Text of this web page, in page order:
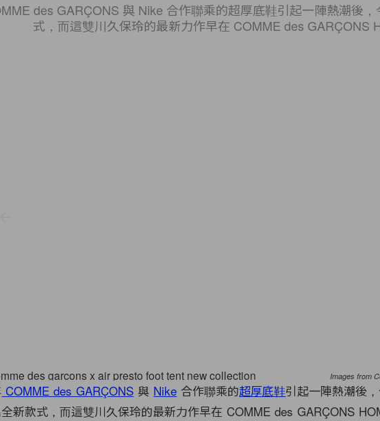
des GARÇONS 與 Nike 合作聯乘的超厚底鞋引起一陣熱潮後
式，而這雙川久保玲的最新力作早在 COMME des GARÇONS
Images from
COMME des GARÇONS 與 Nike 合作聯乘的超厚底鞋引起一陣熱潮後
新款式，而這雙川久保玲的最新力作早在 COMME des GARÇONS